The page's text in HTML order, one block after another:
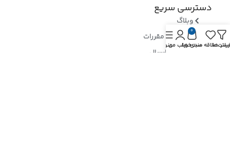
دسترسی سریع
وبلاگ
قوانین و مقررات
روشهای ارسال
ها
علاقه مندی ها
0
سبد خریدحساب منمنو